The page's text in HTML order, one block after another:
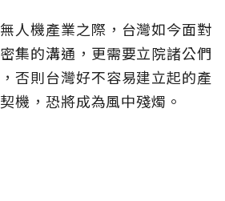
人機產業之際，台灣如今面對
集的溝通，更需要立院諸公們
否則台灣好不容易建立起的產
機，恐將成為風中殘燭。